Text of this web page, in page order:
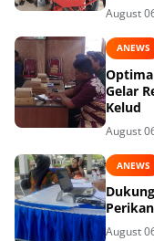
August
ANEWS
Gelar
Kelud
August
ANEWS
August